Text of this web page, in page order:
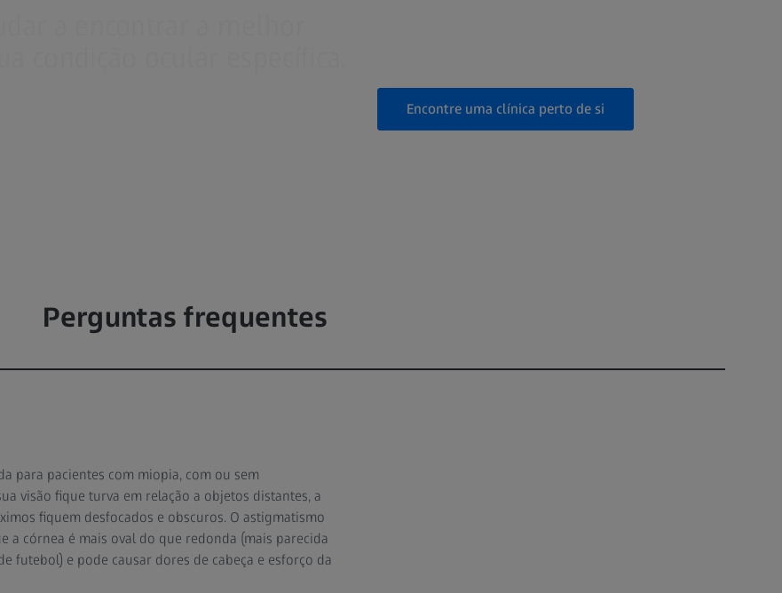
Encontre uma clínica perto de si
Perguntas frequentes
para pacientes com miopia, com ou sem
visão fique turva em relação a objetos distantes, a
fiquem desfocados e obscuros. O astigmatismo
a córnea é mais oval do que redonda (mais parecida
futebol) e pode causar dores de cabeça e esforço da